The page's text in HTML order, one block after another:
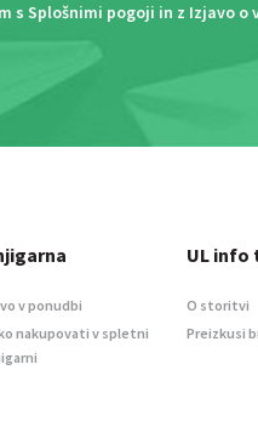
s Splošnimi pogoji in z Izjavo o
v ponudbi
nakupovati v spletni
UL info
O storitvi
Preizkusi